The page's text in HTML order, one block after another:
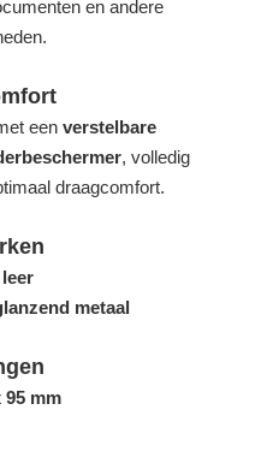
en andere
eenverstelbare
, volledig
draagcomfort.
metaal
95 mm